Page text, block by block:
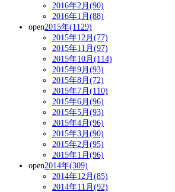
2016年2月(90)
2016年1月(88)
open2015年(1129)
2015年12月(77)
2015年11月(97)
2015年10月(114)
2015年9月(93)
2015年8月(72)
2015年7月(110)
2015年6月(96)
2015年5月(93)
2015年4月(96)
2015年3月(90)
2015年2月(95)
2015年1月(96)
open2014年(309)
2014年12月(85)
2014年11月(92)